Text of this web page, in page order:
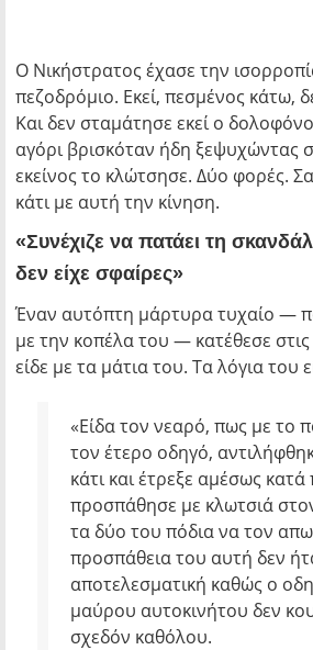
Ο Νικήστρατος έχασε την
πεζοδρόμιο. Εκεί, πεσμένος κάτω,
Και δεν σταμάτησε εκεί ο
αγόρι βρισκόταν ήδη ξεψυχώντας
εκείνος το κλώτσησε. Δύο φορές.
κάτι με αυτή την κίνηση.
«Συνέχιζε να πατάει τη
δεν είχε σφαίρες»
Έναν αυτόπτη μάρτυρα τυχαίο —
με την κοπέλα του — κατέθεσε
είδε με τα μάτια του. Τα λόγια του
«Είδα τον νεαρό, πως με το
τον έτερο οδηγό,
κάτι και έτρεξε αμέσως
προσπάθησε με κλωτσιά
τα δύο του πόδια να τον
προσπάθεια του αυτή δεν
αποτελεσματική καθώς ο
μαύρου αυτοκινήτου δεν
σχεδόν καθόλου.